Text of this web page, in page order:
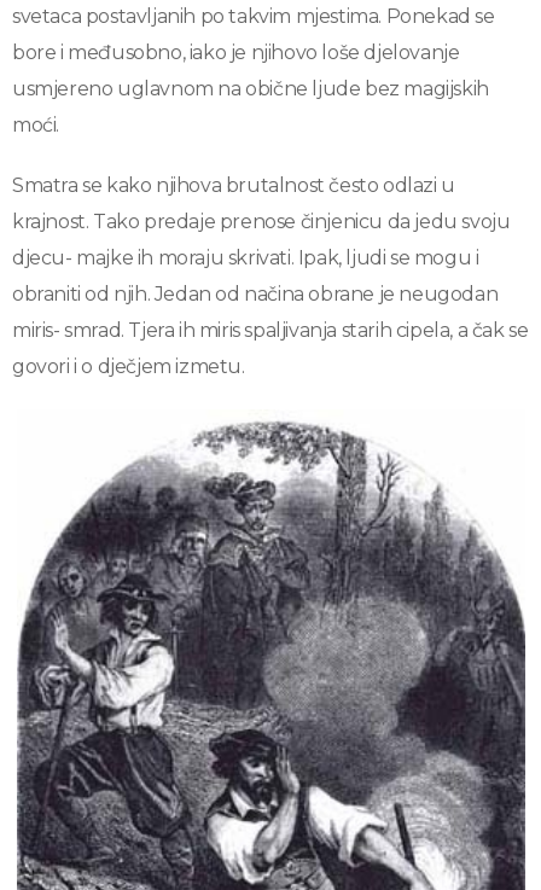
svetaca postavljanih po takvim mjestima. Ponekad se
bore i međusobno, iako je njihovo loše djelovanje
usmjereno uglavnom na obične ljude bez magijskih
moći.
Smatra se kako njihova brutalnost često odlazi u
krajnost. Tako predaje prenose činjenicu da jedu svoju
djecu- majke ih moraju skrivati. Ipak, ljudi se mogu i
obraniti od njih. Jedan od načina obrane je neugodan
miris- smrad. Tjera ih miris spaljivanja starih cipela, a čak se
govori i o dječjem izmetu.